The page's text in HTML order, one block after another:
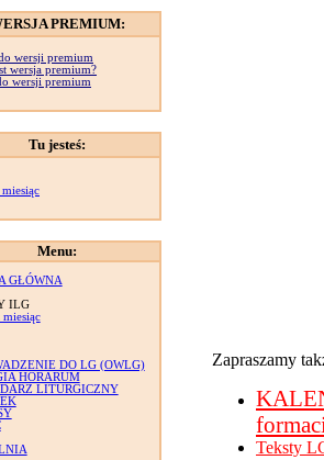
PREMIUM:
wersji premium
wersja premium?
wersji premium
Tu jesteś:
Menu:
GŁÓWNA
ILG
DO LG (OWLG)
HORARUM
LITURGICZNY
Zapraszamy
Teksty